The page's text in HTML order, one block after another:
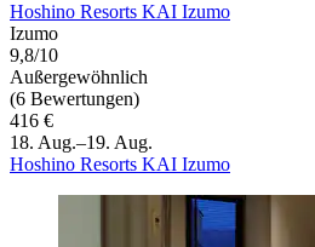
Hoshino Resorts KAI Izumo
Izumo
9,8/10
Außergewöhnlich
(6 Bewertungen)
416 €
18. Aug.–19. Aug.
Hoshino Resorts KAI Izumo